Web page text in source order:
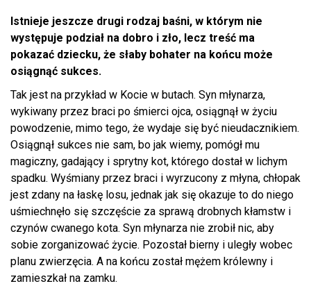
Istnieje jeszcze drugi rodzaj baśni, w którym nie
występuje podział na dobro i zło, lecz treść ma
pokazać dziecku, że słaby bohater na końcu może
osiągnąć sukces.
Tak jest na przykład w Kocie w butach. Syn młynarza,
wykiwany przez braci po śmierci ojca, osiągnął w życiu
powodzenie, mimo tego, że wydaje się być nieudacznikiem.
Osiągnął sukces nie sam, bo jak wiemy, pomógł mu
magiczny, gadający i sprytny kot, którego dostał w lichym
spadku. Wyśmiany przez braci i wyrzucony z młyna, chłopak
jest zdany na łaskę losu, jednak jak się okazuje to do niego
uśmiechnęło się szczęście za sprawą drobnych kłamstw i
czynów cwanego kota. Syn młynarza nie zrobił nic, aby
sobie zorganizować życie. Pozostał bierny i uległy wobec
planu zwierzęcia. A na końcu został mężem królewny i
zamieszkał na zamku.